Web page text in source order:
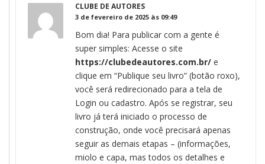
CLUBE DE AUTORES
3 de fevereiro de 2025 às 09:49
Bom dia! Para publicar com a gente é
super simples: Acesse o site
https://clubedeautores.com.br/ e
clique em “Publique seu livro” (botão roxo),
você será redirecionado para a tela de
Login ou cadastro. Após se registrar, seu
livro já terá iniciado o processo de
construção, onde você precisará apenas
seguir as demais etapas – (informações,
miolo e capa, mas todos os detalhes e